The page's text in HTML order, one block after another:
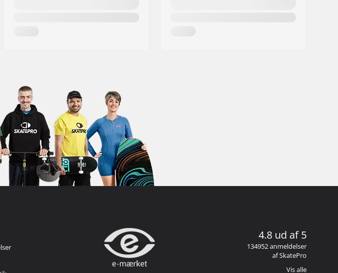
4.8 ud af 5
134952 anmeldelser
af SkatePro
Vis alle